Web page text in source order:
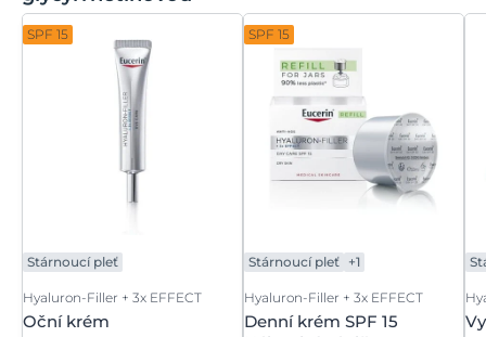
SPF 15
Stárnoucí pleť
Hyaluron-Filler + 3x EFFECT
Oční krém
SPF 15
Stárnoucí pleť +1
Hyaluron-Filler + 3x EFFECT
Denní krém SPF 15